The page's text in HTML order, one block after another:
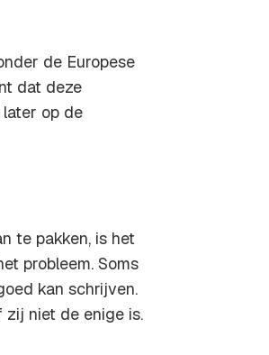
de Europese
dat deze
op de
te pakken, is het
probleem. Soms
kan schrijven.
niet de enige is.